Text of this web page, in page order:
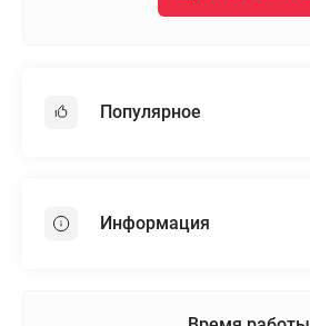
Популярное
Пенопласт
Информация